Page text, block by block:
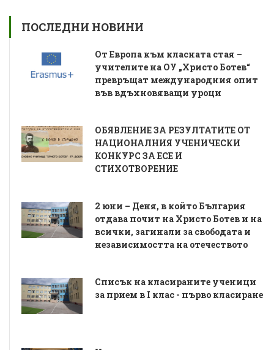
ПОСЛЕДНИ НОВИНИ
От Европа към класната стая –
учителите на ОУ „Христо Ботев“
превръщат международния опит
във вдъхновяващи уроци
ОБЯВЛЕНИЕ ЗА РЕЗУЛТАТИТЕ ОТ
НАЦИОНАЛНИЯ УЧЕНИЧЕСКИ
КОНКУРС ЗА ЕСЕ И
СТИХОТВОРЕНИЕ
2 юни – Деня, в който България
отдава почит на Христо Ботев и на
всички, загинали за свободата и
независимостта на отечеството
Списък на класираните ученици
за прием в I клас - първо класиране